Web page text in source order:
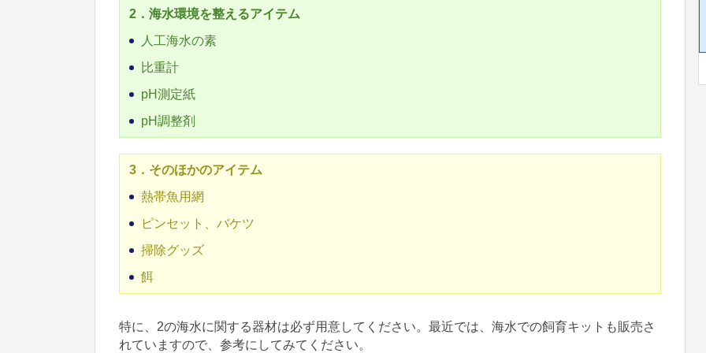
2．海水環境を整えるアイテム
人工海水の素
比重計
pH測定紙
pH調整剤
3．そのほかのアイテム
熱帯魚用網
ピンセット、バケツ
掃除グッズ
餌
特に、2の海水に関する器材は必ず用意してください。最近では、海水での飼育キットも販売さ
れていますので、参考にしてみてください。